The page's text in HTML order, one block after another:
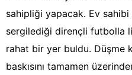
sahipliği yapacak. Ev sahibi
sergilediği dirençli futbolla
rahat bir yer buldu. Düşme
baskısını tamamen